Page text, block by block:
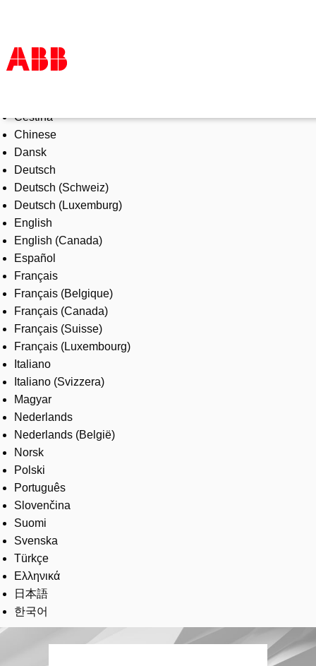
Products & Solutions
Industries
Services
About us
Where to buy
Contact us
Careers
Čeština
Chinese
Dansk
Deutsch
Deutsch (Schweiz)
Deutsch (Luxemburg)
English
English (Canada)
Español
Français
Français (Belgique)
Français (Canada)
Français (Suisse)
Français (Luxembourg)
Italiano
Italiano (Svizzera)
Magyar
Nederlands
Nederlands (België)
Norsk
Polski
Português
Slovenčina
Suomi
Svenska
Türkçe
Ελληνικά
日本語
한국어